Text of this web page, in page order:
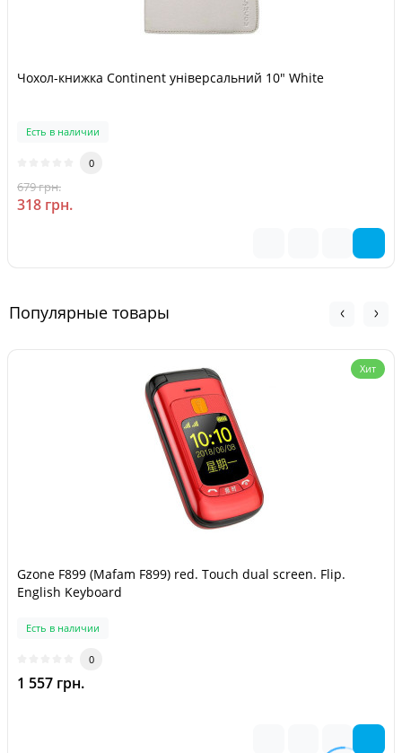
Чохол-книжка Continent універсальний 10" White
Есть в наличии
0
679 грн.
318 грн.
Популярные товары
Хит
Gzone F899 (Mafam F899) red. Touch dual screen. Flip.
English Keyboard
Есть в наличии
0
1 557 грн.